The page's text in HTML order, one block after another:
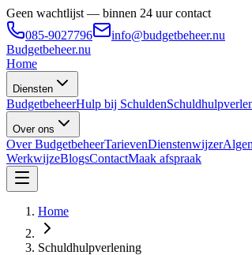
Geen wachtlijst — binnen 24 uur contact
085-9027796
info@budgetbeheer.nu
Budgetbeheer.nu
Home
Diensten
BudgetbeheerHulp bij Schulden
Over ons
Over BudgetbeheerTarievenDienstenwijzer
WerkwijzeBlogsContactMaak afspraak
Home
Schuldhulpverlening